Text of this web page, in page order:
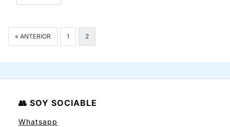
Navegación
de
« ANTERIOR 1 2
👥 SOY SOCIABLE
Whatsapp